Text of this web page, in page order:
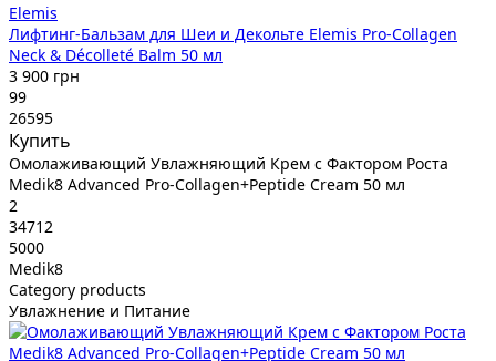
Elemis
Лифтинг-Бальзам для Шеи и Декольте Elemis Pro-Collagen
Neck & Décolleté Balm 50 мл
3 900 грн
99
26595
Купить
Омолаживающий Увлажняющий Крем с Фактором Роста
Medik8 Advanced Pro-Collagen+Peptide Cream 50 мл
2
34712
5000
Medik8
Category products
Увлажнение и Питание